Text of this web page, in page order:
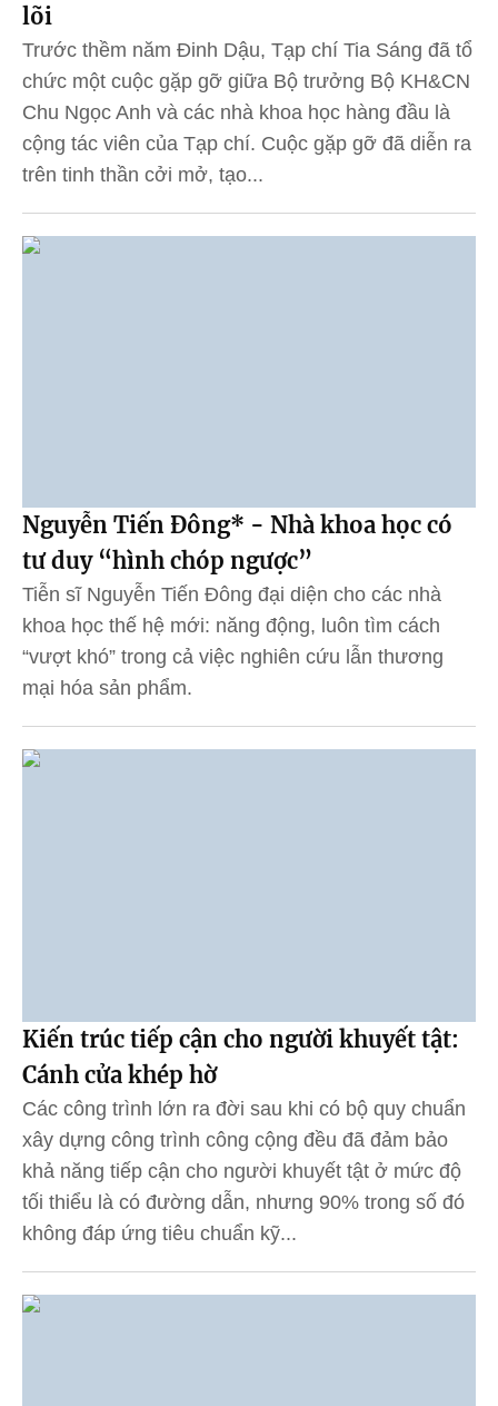
lõi
Trước thềm năm Đinh Dậu, Tạp chí Tia Sáng đã tổ
chức một cuộc gặp gỡ giữa Bộ trưởng Bộ KH&CN
Chu Ngọc Anh và các nhà khoa học hàng đầu là
cộng tác viên của Tạp chí. Cuộc gặp gỡ đã diễn ra
trên tinh thần cởi mở, tạo...
Nguyễn Tiến Đông* - Nhà khoa học có
tư duy “hình chóp ngược”
Tiễn sĩ Nguyễn Tiến Đông đại diện cho các nhà
khoa học thế hệ mới: năng động, luôn tìm cách
“vượt khó” trong cả việc nghiên cứu lẫn thương
mại hóa sản phẩm.
Kiến trúc tiếp cận cho người khuyết tật:
Cánh cửa khép hờ
Các công trình lớn ra đời sau khi có bộ quy chuẩn
xây dựng công trình công cộng đều đã đảm bảo
khả năng tiếp cận cho người khuyết tật ở mức độ
tối thiểu là có đường dẫn, nhưng 90% trong số đó
không đáp ứng tiêu chuẩn kỹ...